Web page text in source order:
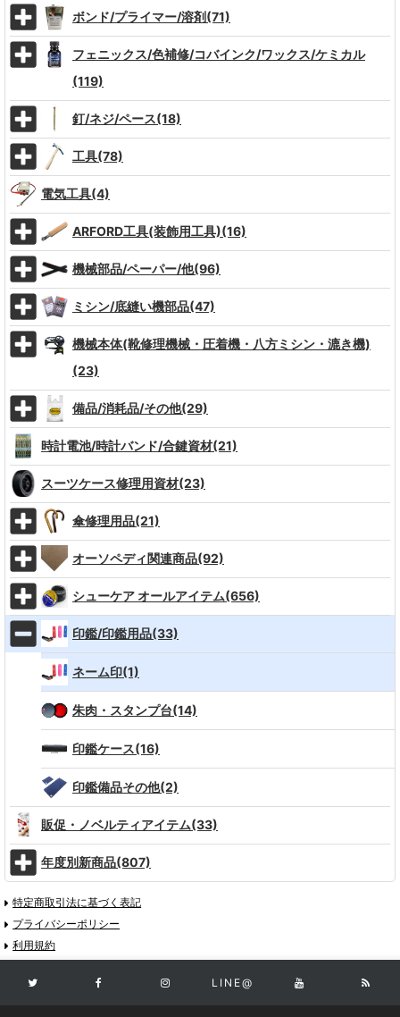
ボンド/プライマー/溶剤(71)
フェニックス/色補修/コバインク/ワックス/ケミカル
(119)
釘/ネジ/ペース(18)
工具(78)
電気工具(4)
ARFORD工具(装飾用工具)(16)
機械部品/ペーパー/他(96)
ミシン/底縫い機部品(47)
機械本体(靴修理機械・圧着機・八方ミシン・漉き機)
(23)
備品/消耗品/その他(29)
時計電池/時計バンド/合鍵資材(21)
スーツケース修理用資材(23)
傘修理用品(21)
オーソペディ関連商品(92)
シューケア オールアイテム(656)
印鑑/印鑑用品(33)
ネーム印(1)
朱肉・スタンプ台(14)
印鑑ケース(16)
印鑑備品その他(2)
販促・ノベルティアイテム(33)
年度別新商品(807)
特定商取引法に基づく表記
プライバシーポリシー
利用規約
LINE@